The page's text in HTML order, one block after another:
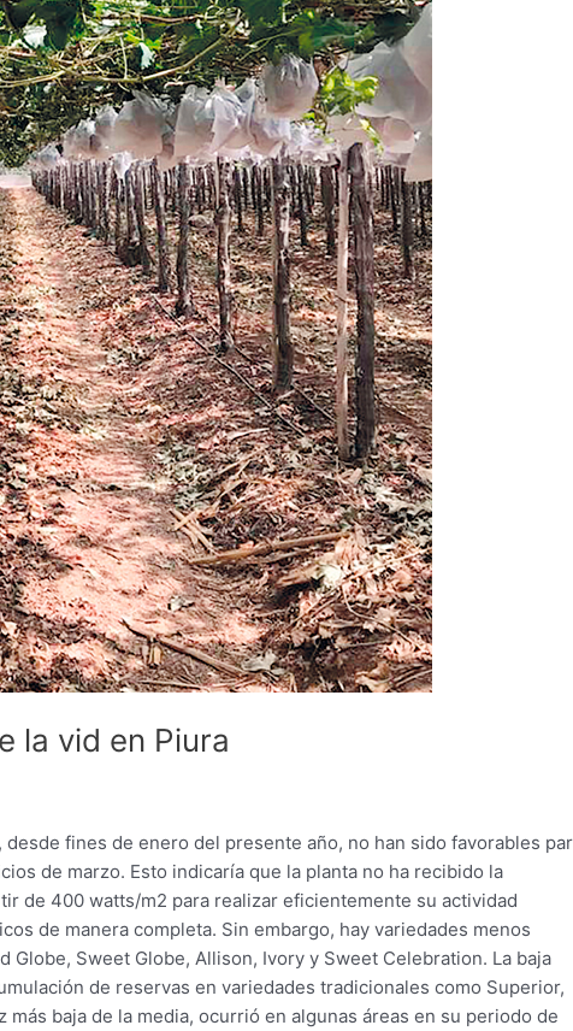
la vid en Piura
fines de enero del presente año, no han sido favorables
de marzo. Esto indicaría que la planta no ha recibido la
de 400 watts/m2 para realizar eficientemente su actividad
de manera completa. Sin embargo, hay variedades menos
Sweet Globe, Allison, Ivory y Sweet Celebration. La baja
de reservas en variedades tradicionales como Superior,
baja de la media, ocurrió en algunas áreas en su periodo de